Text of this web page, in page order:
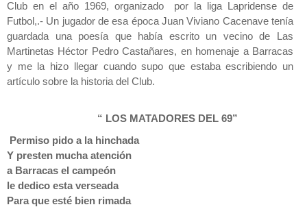
Club en el año 1969, organizado por la liga Lapridense de
Futbol,.- Un jugador de esa época Juan Viviano Cacenave tenía
guardada una poesía que había escrito un vecino de Las
Martinetas Héctor Pedro Castañares, en homenaje a Barracas
y me la hizo llegar cuando supo que estaba escribiendo un
artículo sobre la historia del Club.
“ LOS MATADORES DEL 69”
Permiso pido a la hinchada
Y presten mucha atención
a Barracas el campeón
le dedico esta verseada
Para que esté bien rimada